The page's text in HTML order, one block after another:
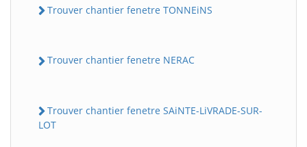
Trouver chantier fenetre TONNEiNS
Trouver chantier fenetre NERAC
Trouver chantier fenetre SAiNTE-LiVRADE-SUR-
LOT